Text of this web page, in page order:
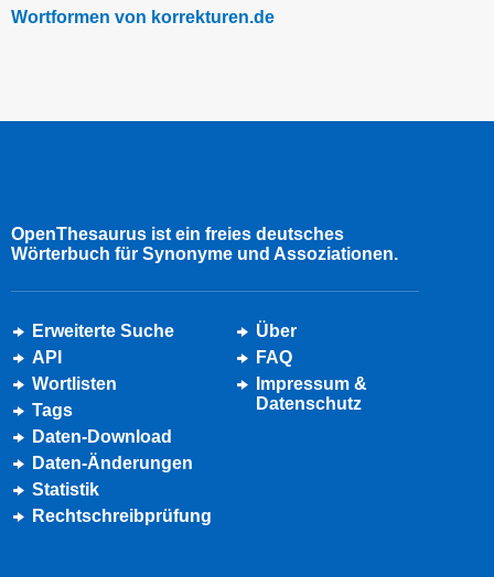
Wortformen von korrekturen.de
OpenThesaurus ist ein freies deutsches
Wörterbuch für Synonyme und Assoziationen.
Erweiterte Suche
API
Wortlisten
Tags
Daten-Download
Daten-Änderungen
Statistik
Rechtschreibprüfung
Über
FAQ
Impressum &
Datenschutz